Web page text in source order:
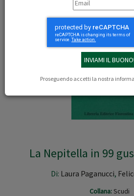
Proseguendo accetti la nostra
La Nepitella in 99
Di: Laura Paganucci,
Collana:Scudi